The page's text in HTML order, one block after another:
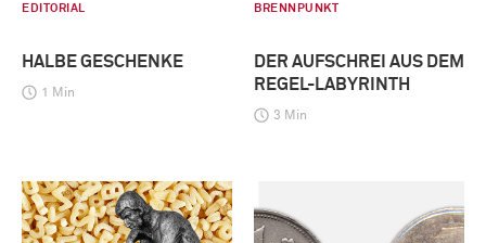
EDITORIAL
HALBE GESCHENKE
1 Min
BRENNPUNKT
DER AUFSCHREI AUS DEM
REGEL-LABYRINTH
3 Min